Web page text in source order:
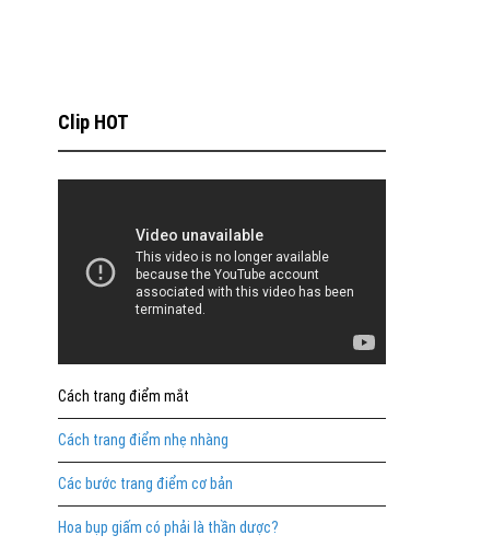
Clip HOT
Cách trang điểm mắt
Cách trang điểm nhẹ nhàng
Các bước trang điểm cơ bản
Hoa bụp giấm có phải là thần dược?